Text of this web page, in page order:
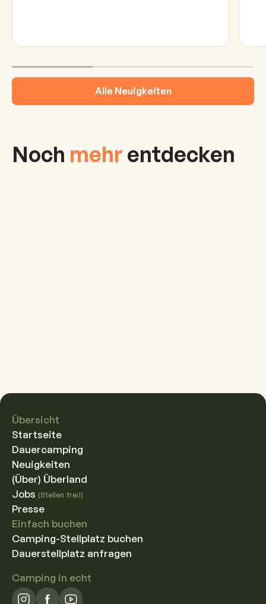
Alle Neuigkeiten
Noch mehr entdecken
Region
Übersicht
Startseite
Dauercamping
Neuigkeiten
(Über) Überland
Jobs (Stellen frei!)
Presse
Einfach buchen
Camping-Stellplatz buchen
Dauerstellplatz anfragen
Camping in echt